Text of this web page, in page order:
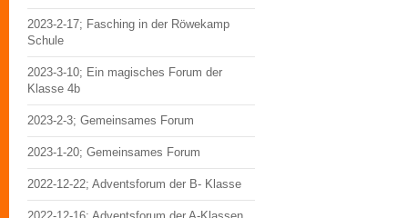
2023-2-17; Fasching in der Röwekamp
Schule
2023-3-10; Ein magisches Forum der
Klasse 4b
2023-2-3; Gemeinsames Forum
2023-1-20; Gemeinsames Forum
2022-12-22; Adventsforum der B- Klasse